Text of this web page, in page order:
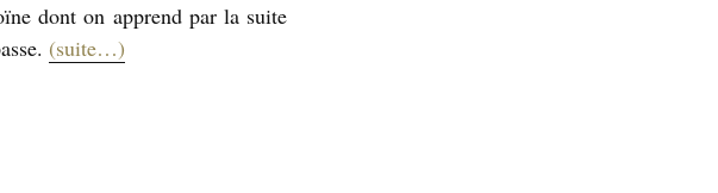
dont on apprend par la suite
(suite…)